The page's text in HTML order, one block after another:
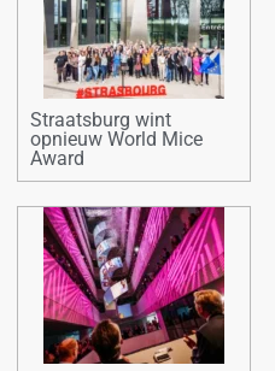
Straatsburg wint
opnieuw World Mice
Award